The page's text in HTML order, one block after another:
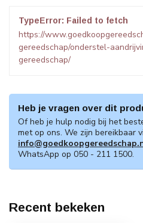
TypeError: Failed to fetch
https://
gereedschap/onderstel-
gereedschap/
Heb je vragen over dit
Of heb je hulp nodig bij het
met op ons. We zijn bereikbaar
WhatsApp op 050 - 211 1500.
Recent bekeken